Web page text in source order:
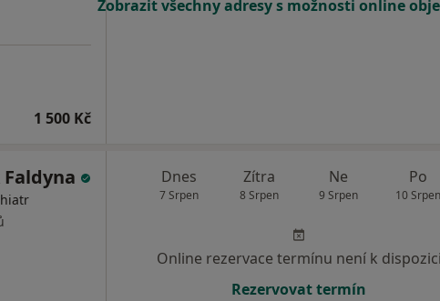
1 500 Kč
Zobrazit všechny adresy s možnosti online
Dnes
7 Srpen
Zítra
8 Srpen
Ne
9 Srpen
Po
10 Srpen
Online rezervace termínu není k dispozici
Rezervovat termín